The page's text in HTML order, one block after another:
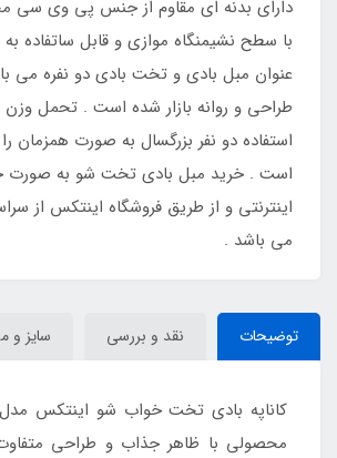
دارای بدنه ای مقاوم از جنس پی وی سی
با سطح نشیمنگاه موازی و قابل ساتفاده
عنوان مبل بادی و تخت بادی دو نفره می
طراحی و روانه بازار شده است . تحمل وزن
استفاده دو نفر بزرگسال به صورت همزمان
است . خرید مبل بادی تخت شو به
اینترنتی و از طریق فروشگاه اینتکس از
می باشد .
توضیحات نقد و بررسی سایز
محصولی با ظاهر جذاب و طراحی